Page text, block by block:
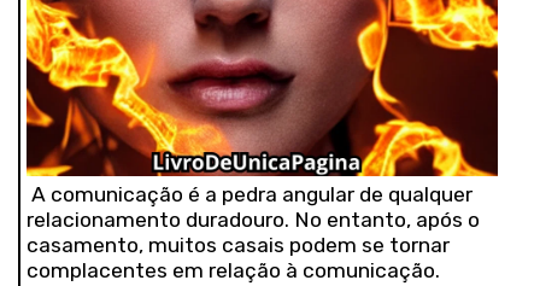
A comunicação é a pedra angular de qualquer
relacionamento duradouro. No entanto, após o
casamento, muitos casais podem se tornar
complacentes em relação à comunicação.